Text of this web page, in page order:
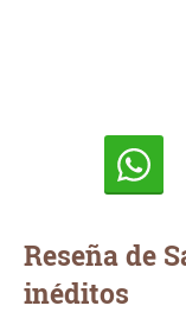
Reseña de
inéditos